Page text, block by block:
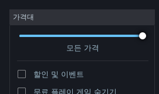
로그인
커뮤니티
가격대
모든 가격
할인 및 이벤트
무료 플레이 게임 숨기기